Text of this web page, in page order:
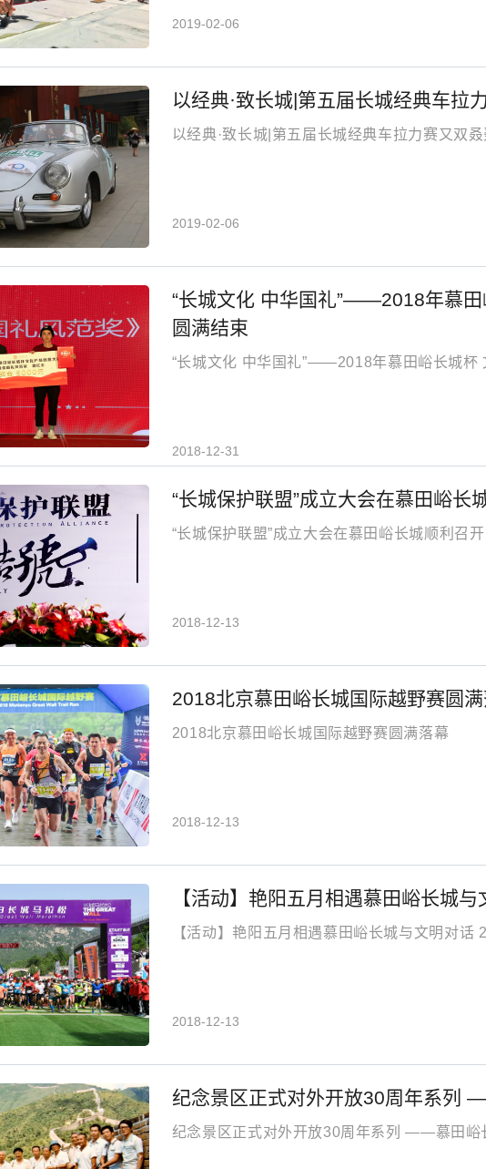
2019-02-06
以经典·致长城|第五届长城经典车拉
以经典·致长城|第五届长城经典车拉力赛又双
2019-02-06
“长城文化 中华国礼”——2018年慕
圆满结束
“长城文化 中华国礼”——2018年慕田峪长城杯
2018-12-31
“长城保护联盟”成立大会在慕田峪长
“长城保护联盟”成立大会在慕田峪长城顺利召开
2018-12-13
2018北京慕田峪长城国际越野赛圆
2018北京慕田峪长城国际越野赛圆满落幕
2018-12-13
【活动】艳阳五月相遇慕田峪长城
【活动】艳阳五月相遇慕田峪长城与文明对话
2018-12-13
纪念景区正式对外开放30周年系列
纪念景区正式对外开放30周年系列 ——慕田峪